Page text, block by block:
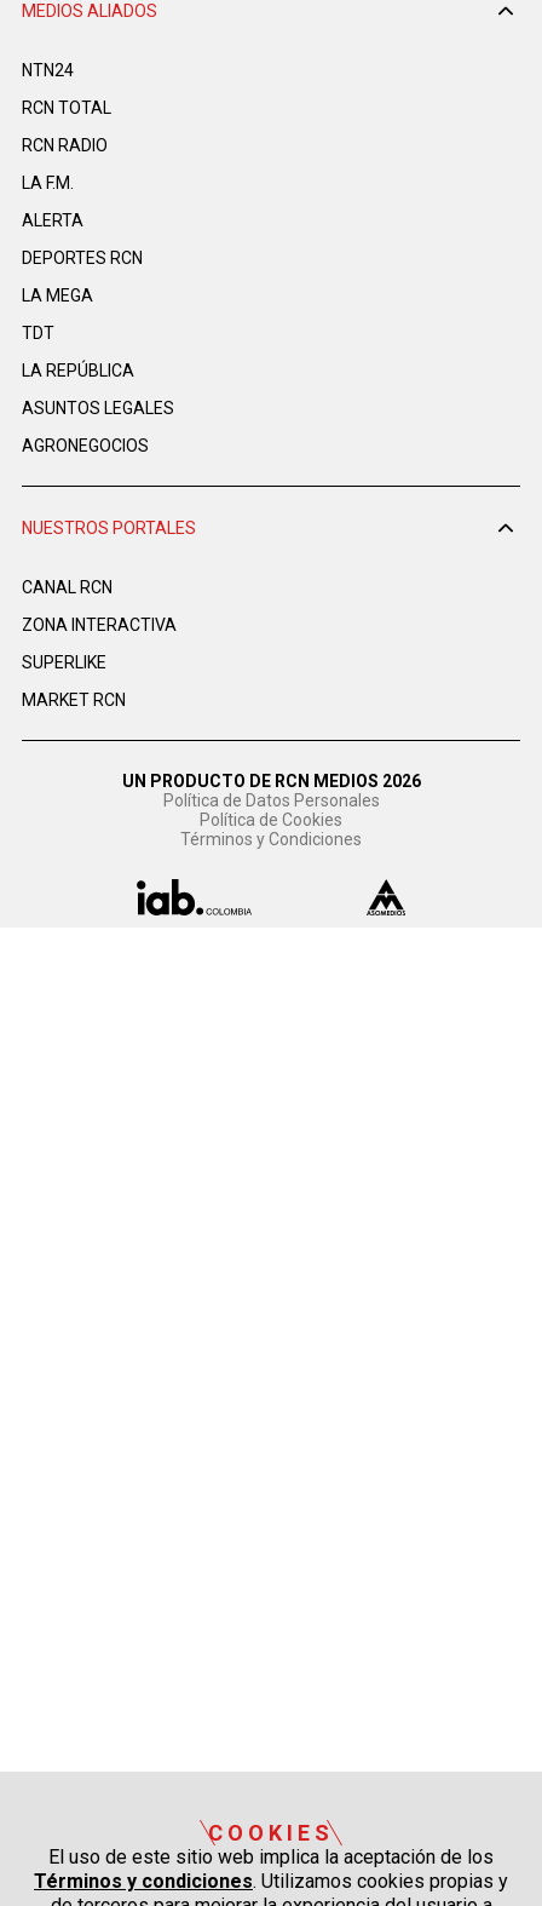
MEDIOS ALIADOS
NTN24
RCN TOTAL
RCN RADIO
LA F.M.
ALERTA
DEPORTES RCN
LA MEGA
TDT
LA REPÚBLICA
ASUNTOS LEGALES
AGRONEGOCIOS
NUESTROS PORTALES
CANAL RCN
ZONA INTERACTIVA
SUPERLIKE
MARKET RCN
UN PRODUCTO DE RCN MEDIOS 2026
Política de Datos Personales
Política de Cookies
Términos y Condiciones
COOKIES
El uso de este sitio web implica la aceptación de los
Términos y condiciones. Utilizamos cookies propias y